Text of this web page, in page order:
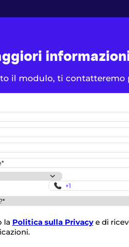
il modulo, ti contatteremo
la Politica sulla Privacye di
*